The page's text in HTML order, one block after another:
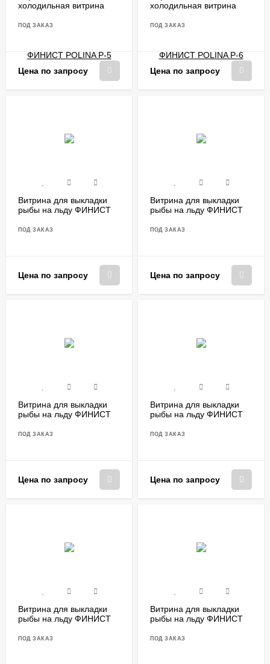
холодильная витрина
ПОД ЗАКАЗ
Цена по запросу
холодильная витрина
ПОД ЗАКАЗ
Цена по запросу
Витрина для выкладки
рыбы на льду ФИНИСТ
ПОД ЗАКАЗ
Цена по запросу
Витрина для выкладки
рыбы на льду ФИНИСТ
ПОД ЗАКАЗ
Цена по запросу
Витрина для выкладки
рыбы на льду ФИНИСТ
ПОД ЗАКАЗ
Цена по запросу
Витрина для выкладки
рыбы на льду ФИНИСТ
ПОД ЗАКАЗ
Цена по запросу
Витрина для выкладки
рыбы на льду ФИНИСТ
ПОД ЗАКАЗ
Витрина для выкладки
рыбы на льду ФИНИСТ
ПОД ЗАКАЗ